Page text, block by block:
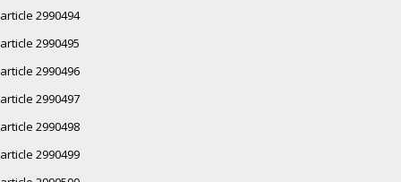
article 2990494
article 2990495
article 2990496
article 2990497
article 2990498
article 2990499